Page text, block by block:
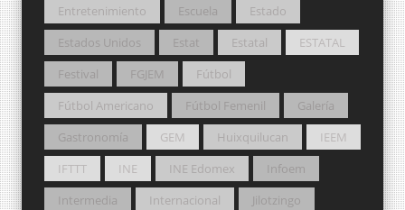
Entretenimiento
Escuela
Estado
Estados Unidos
Estat Estatal
ESTATAL
Festival
FGJEM
Fútbol
Fútbol Americano
Fútbol Femenil
Galería
Gastronomía
GEM Huixquilucan
IEEM
IFTTT
INE INE Edomex
Infoem
Intermedia
Internacional
Jilotzingo